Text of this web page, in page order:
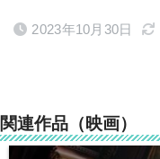
2023年10月30日
関連作品（映画）